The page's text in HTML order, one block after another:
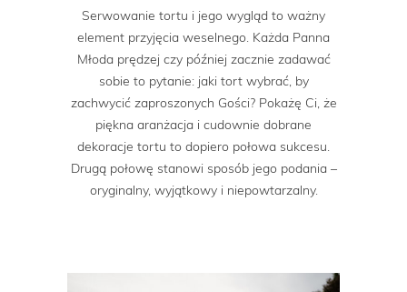
Serwowanie tortu i jego wygląd to ważny
element przyjęcia weselnego. Każda Panna
Młoda prędzej czy później zacznie zadawać
sobie to pytanie: jaki tort wybrać, by
zachwycić zaproszonych Gości? Pokażę Ci, że
piękna aranżacja i cudownie dobrane
dekoracje tortu to dopiero połowa sukcesu.
Drugą połowę stanowi sposób jego podania –
oryginalny, wyjątkowy i niepowtarzalny.